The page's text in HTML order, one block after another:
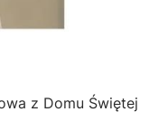
z Domu Świętej